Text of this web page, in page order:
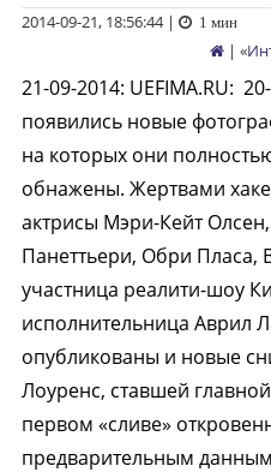
2014-09-21, 18:56:44| 1 мин
| «
21-09-2014: UEFIMA.RU:
появились новые
на которых они
обнажены. Жертвами
актрисы Мэри-Кейт
Панеттьери, Обри Пласа,
участница реалити-шоу
исполнительница Аврил
опубликованы и новые
Лоуренс, ставшей
первом «сливе»
предварительным